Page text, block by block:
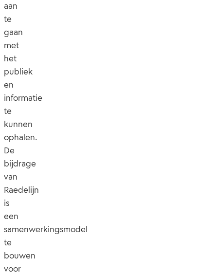
aan
te
gaan
met
het
publiek
en
informatie
te
kunnen
ophalen.
De
bijdrage
van
Raedelijn
is
een
samenwerkingsmodel
te
bouwen
voor